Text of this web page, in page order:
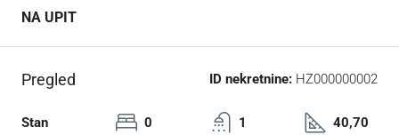
NA UPIT
Pregled ID nekretnine: HZ000000002
Stan
0
1
40,70